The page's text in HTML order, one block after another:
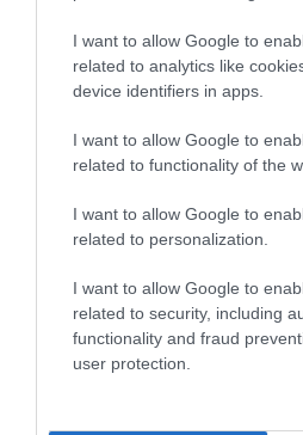
I want to allow Google to
related to analytics like
device identifiers in apps.
I want to allow Google to
related to functionality of the
I want to allow Google to
related to personalization.
I want to allow Google to
related to security, including
functionality and fraud
user protection.
Bajusza és összenőtt
rajongtak a
2026. AUGUSZTUS 7.
Bár nem fürdött vérben,
Művelődj, szórakozz,
és ismerd meg a Hamu